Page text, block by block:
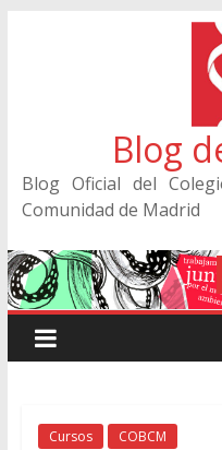
Blog
Blog Oficial del
Comunidad de Madrid
Cursos COBCM